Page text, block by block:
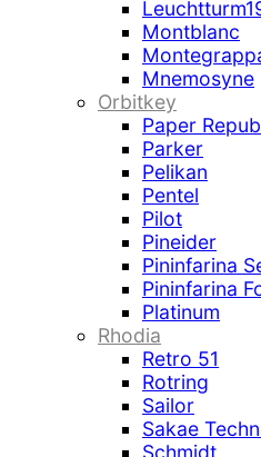
Montblanc
Mnemosyne
Orbitkey
Paper
Parker
Pelikan
Pentel
Pilot
Pineider
Pininfarina
Pininfarina
Platinum
Rhodia
Retro 51
Rotring
Sailor
Sakae
Schmidt